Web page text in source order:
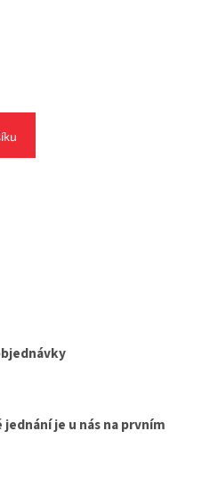
je u nás na prvním